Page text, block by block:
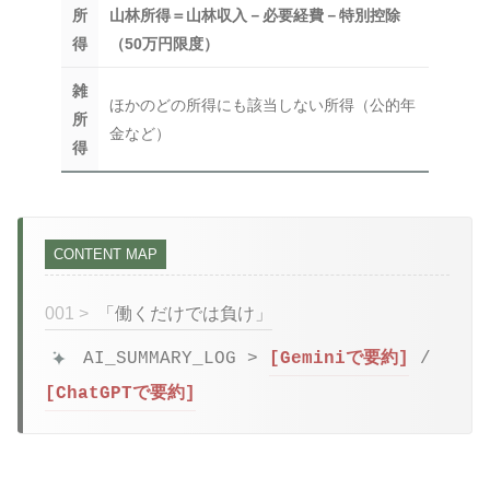
所
得
山林所得＝山林収入－必要経費－特別控除
（50万円限度）
雑
所
得
ほかのどの所得にも該当しない所得（公的年
金など）
CONTENT MAP
001 > 「働くだけでは負け」
AI_SUMMARY_LOG > [Geminiで要約]
/
[ChatGPTで要約]